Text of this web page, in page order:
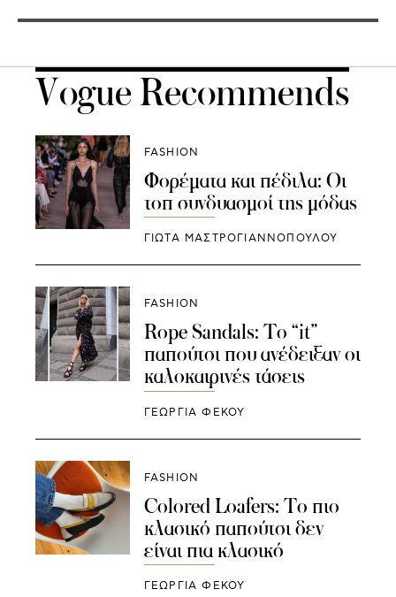
Vogue Recommends
FASHION
Φορέματα και πέδιλα: Οι
τοπ συνδυασμοί της μόδας
ΓΙΩΤΑ ΜΑΣΤΡΟΓΙΑΝΝΟΠΟΥΛΟΥ
FASHION
Rope Sandals: Το “it”
παπούτσι που ανέδειξαν οι
καλοκαιρινές τάσεις
ΓΕΩΡΓΙΑ ΦΕΚΟΥ
FASHION
Colored Loafers: Το πιο
κλασικό παπούτσι δεν
είναι πια κλασικό
ΓΕΩΡΓΙΑ ΦΕΚΟΥ